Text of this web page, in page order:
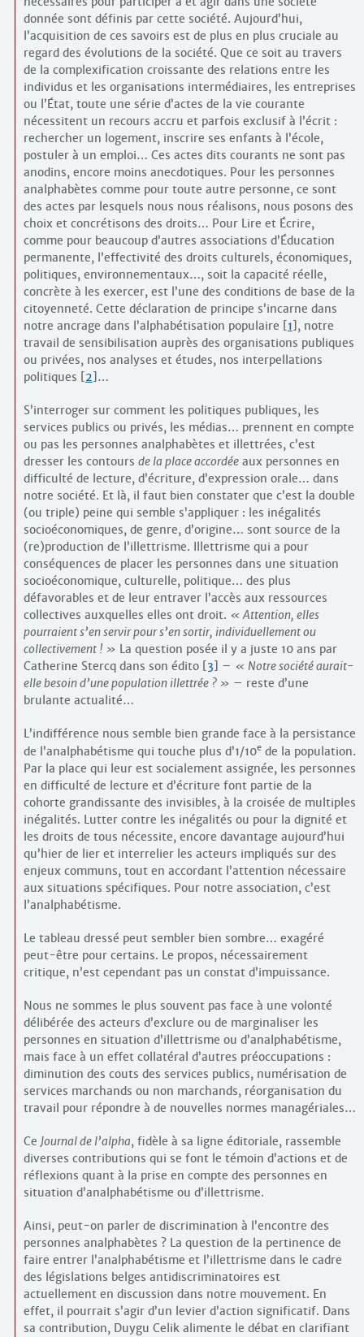
donnée sont définis par cette société. Aujourd’hui,
l’acquisition de ces savoirs est de plus en plus cruciale au
regard des évolutions de la société. Que ce soit au travers
de la complexification croissante des relations entre les
individus et les organisations intermédiaires, les entreprises
ou l’État, toute une série d’actes de la vie courante
nécessitent un recours accru et parfois exclusif à l’écrit :
rechercher un logement, inscrire ses enfants à l’école,
postuler à un emploi… Ces actes dits courants ne sont pas
anodins, encore moins anecdotiques. Pour les personnes
analphabètes comme pour toute autre personne, ce sont
des actes par lesquels nous nous réalisons, nous posons des
choix et concrétisons des droits… Pour Lire et Écrire,
comme pour beaucoup d’autres associations d’Éducation
permanente, l’effectivité des droits culturels, économiques,
politiques, environnementaux…, soit la capacité réelle,
concrète à les exercer, est l’une des conditions de base de la
citoyenneté. Cette déclaration de principe s’incarne dans
notre ancrage dans l’alphabétisation populaire [1], notre
travail de sensibilisation auprès des organisations publiques
ou privées, nos analyses et études, nos interpellations
politiques [2]…
S’interroger sur comment les politiques publiques, les
services publics ou privés, les médias… prennent en compte
ou pas les personnes analphabètes et illettrées, c’est
dresser les contours de la place accordéeaux personnes en
difficulté de lecture, d’écriture, d’expression orale… dans
notre société. Et là, il faut bien constater que c’est la double
(ou triple) peine qui semble s’appliquer : les inégalités
socio­économiques, de genre, d’origine… sont source de la
(re)production de l’illettrisme. Illettrisme qui a pour
conséquences de placer les personnes dans une situation
socioéconomique, culturelle, politique… des plus
défavorables et de leur entraver l’accès aux ressources
collectives auxquelles elles ont droit.
Attention, elles
pourraient s’en servir pour s’en sortir, individuellement ou
collectivement !
La question posée il y a juste 10 ans par
Catherine Stercq dans son édito[3] –
Notre société aurait-
elle besoin d’une population illettrée ?
– reste d’une
brulante actualité…
L’indifférence nous semble bien grande face à la persistance
de l’analphabétisme qui touche plus d’1/10ede la population.
Par la place qui leur est socialement assignée, les personnes
en difficulté de lecture et d’écriture font partie de la
cohorte grandissante des invisibles, à la croisée de multiples
inégalités. Lutter contre les inégalités ou pour la dignité et
les droits de tous nécessite, encore davantage aujourd’hui
qu’hier de lier et interrelier les acteurs impliqués sur des
enjeux communs, tout en accordant l’attention nécessaire
aux situations spécifiques. Pour notre association, c’est
l’analphabétisme.
Le tableau dressé peut sembler bien sombre… exagéré
peut-être pour certains. Le propos, nécessairement
critique, n’est cependant pas un constat d’impuissance.
Nous ne sommes le plus souvent pas face à une volonté
délibérée des acteurs d’exclure ou de marginaliser les
personnes en situation d’illettrisme ou d’analphabétisme,
mais face à un effet collatéral d’autres préoccupations :
diminution des couts des services publics, numérisation de
services marchands ou non marchands, réorganisation du
travail pour répondre à de nouvelles normes managériales…
Ce Journal de l’alpha, fidèle à sa ligne éditoriale, rassemble
diverses contributions qui se font le témoin d’actions et de
réflexions quant à la prise en compte des personnes en
situation d’analphabétisme ou d’illettrisme.
Ainsi, peut-on parler de discrimination à l’encontre des
personnes analphabètes ? La question de la pertinence de
faire entrer l’analphabétisme et l’illettrisme dans le cadre
des législations belges antidiscriminatoires est
actuellement en discussion dans notre mouvement. En
effet, il pourrait s’agir d’un levier d’action significatif. Dans
sa contribution, Duygu Celik alimente le débat en clarifiant